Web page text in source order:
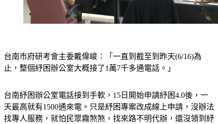
台南市府研考會主委戴偉峻：「一直到截至到昨天(6/16)為
止，整個紓困辦公室大概接了1萬7千多通電話。」
台南紓困辦公室電話接到手軟，15日開始申請紓困4.0後，一
天最高就有1500通來電。只是紓困專案改成線上申請，沒辦法
找專人服務，就怕民眾霧煞煞，找來路不明代辦，還沒領到紓